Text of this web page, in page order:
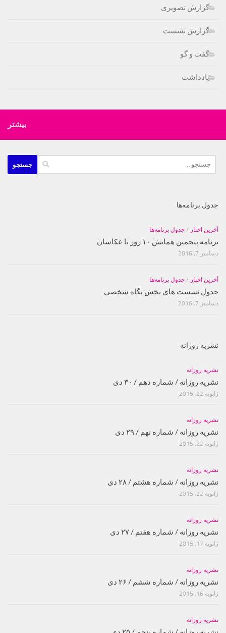
گزارش تصویری
گزارش نشست
گفت و گو
یادداشت
بیشتر
برای:
جدول برنامه‌ها
آخرین اخبار / جدول برنامه‌ها
برنامه پنجمین همایش ۱۰ روز با عکاسان
دسامبر 7, 2016
آخرین اخبار / جدول برنامه‌ها
جدول نشست های بخش نگاه شخصی
دسامبر 7, 2016
نشریه روزانه
نشریه روزانه
نشریه روزانه / شماره دهم / ۳۰ دی
ژانویه 22, 2015
نشریه روزانه
نشریه روزانه / شماره نهم / ۲۹ دی
ژانویه 22, 2015
نشریه روزانه
نشریه روزانه / شماره هشتم / ۲۸ دی
ژانویه 22, 2015
نشریه روزانه
نشریه روزانه / شماره هفتم / ۲۷ دی
ژانویه 17, 2015
نشریه روزانه
نشریه روزانه / شماره ششم / ۲۶ دی
ژانویه 16, 2015
نشریه روزانه